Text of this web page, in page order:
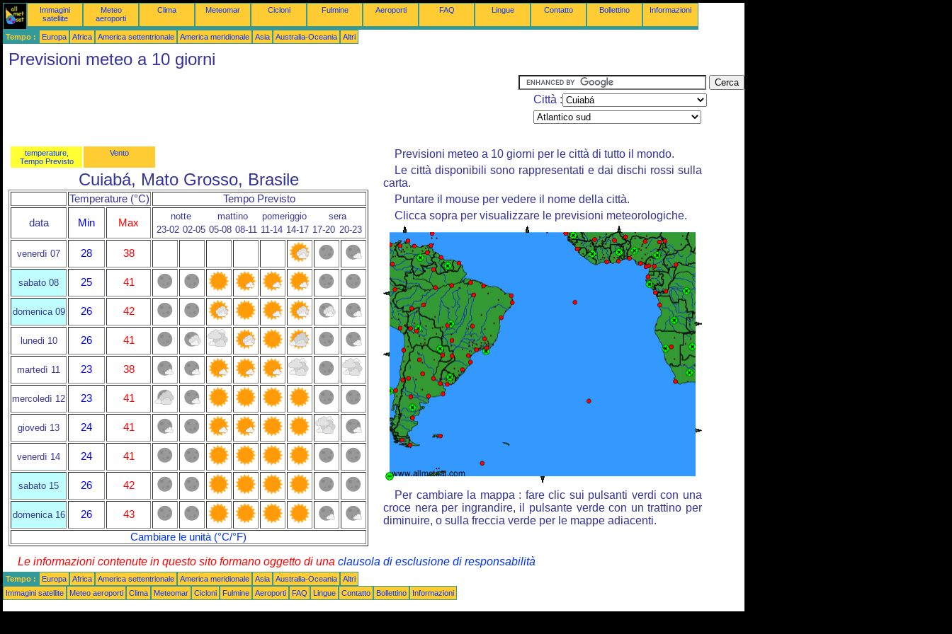
Immagini
satellite
Meteo
aeroporti
Clima Meteomar Cicloni Fulmine Aeroporti FAQ Lingue Contatto Bollettino Informazioni
Tempo : Europa Africa America settentrionale America meridionale Asia Australia-Oceania Altri
Previsioni meteo a 10 giorni
Città :
temperature,
Tempo Previsto
Vento
Cuiabá, Mato Grosso, Brasile
Temperature (°C) Tempo Previsto
data Min Max
notte mattino pomeriggio
sera
23-02 02-05 05-08 08-11 11-14 14-17 17-20 20-23
venerdì 07 28 38
sabato 08 25 41
domenica 09 26 42
lunedi 10 26 41
martedì 11 23 38
mercoledì 12 23 41
giovedi 13 24 41
venerdì 14 24 41
sabato 15 26 42
domenica 16 26
43
Cambiare le unità (°C/°F)
Previsioni meteo a 10 giorni per le città di tutto il mondo.
Le città disponibili sono rappresentati e dai dischi rossi sulla
carta.
Puntare il mouse per vedere il nome della città.
Clicca sopra per visualizzare le previsioni meteorologiche.
Per cambiare la mappa : fare clic sui pulsanti verdi con una
croce nera per ingrandire, il pulsante verde con un trattino per
diminuire, o sulla freccia verde per le mappe adiacenti.
Le informazioni contenute in questo sito formano oggetto di una clausola di esclusione di responsabilità
Tempo : Europa Africa America settentrionale America meridionale Asia Australia-Oceania
Altri
Immagini satellite
Meteo aeroporti Clima Meteomar Cicloni Fulmine Aeroporti FAQ Lingue Contatto Bollettino Informazioni